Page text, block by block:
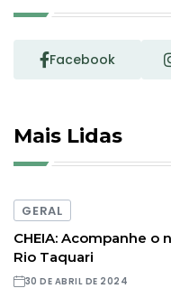
Facebook
Mais Lidas
GERAL
CHEIA: Acompanhe o
Rio Taquari
30 DE ABRIL DE 2024